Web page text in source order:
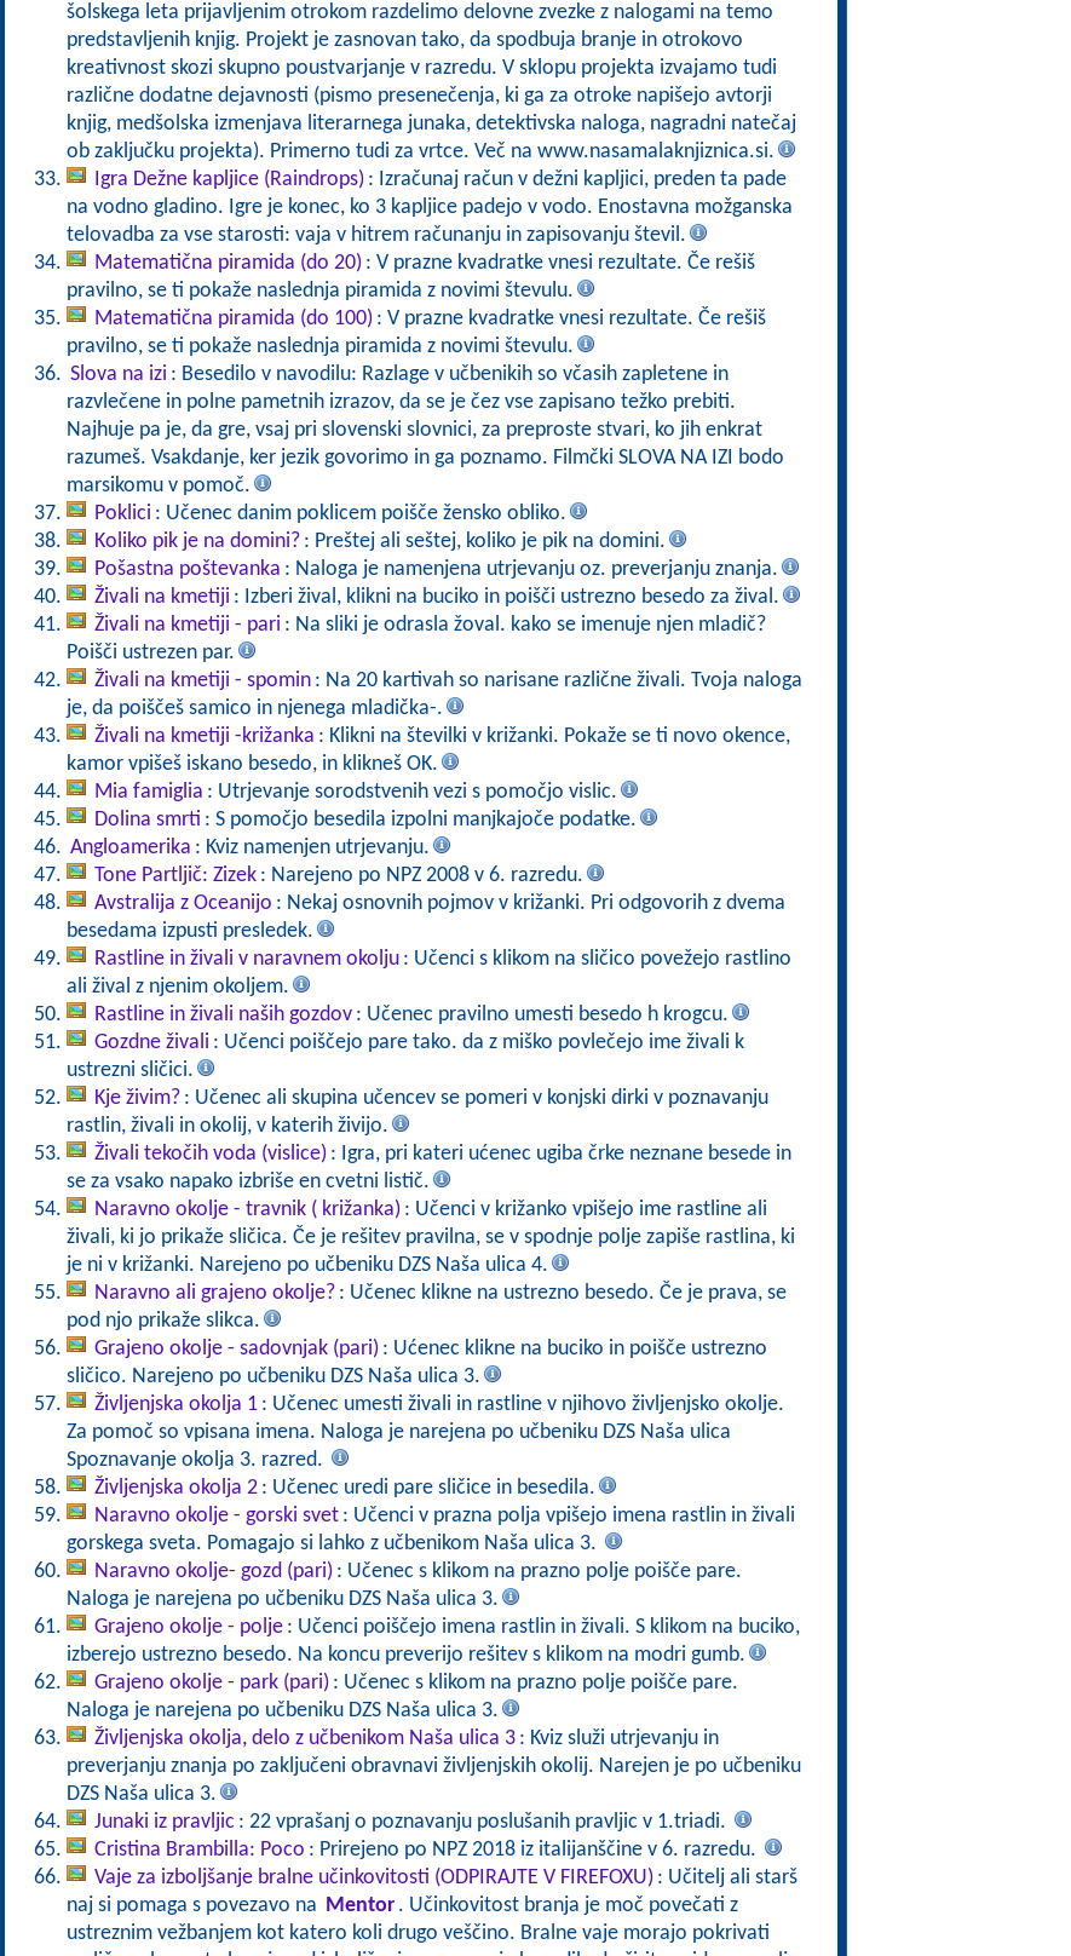
šolskega leta prijavljenim otrokom razdelimo delovne zvezke z nalogami na temo
predstavljenih knjig. Projekt je zasnovan tako, da spodbuja branje in otrokovo
kreativnost skozi skupno poustvarjanje v razredu. V sklopu projekta izvajamo tudi
različne dodatne dejavnosti (pismo presenečenja, ki ga za otroke napišejo avtorji
knjig, medšolska izmenjava literarnega junaka, detektivska naloga, nagradni natečaj
ob zaključku projekta). Primerno tudi za vrtce. Več na www.nasamalaknjiznica.si.
Igra Dežne kapljice (Raindrops) : Izračunaj račun v dežni kapljici, preden ta pade
na vodno gladino. Igre je konec, ko 3 kapljice padejo v vodo. Enostavna možganska
telovadba za vse starosti: vaja v hitrem računanju in zapisovanju števil.
Matematična piramida (do 20) : V prazne kvadratke vnesi rezultate. Če rešiš
pravilno, se ti pokaže naslednja piramida z novimi števulu.
Matematična piramida (do 100) : V prazne kvadratke vnesi rezultate. Če rešiš
pravilno, se ti pokaže naslednja piramida z novimi števulu.
Slova na izi : Besedilo v navodilu: Razlage v učbenikih so včasih zapletene in
razvlečene in polne pametnih izrazov, da se je čez vse zapisano težko prebiti.
Najhuje pa je, da gre, vsaj pri slovenski slovnici, za preproste stvari, ko jih enkrat
razumeš. Vsakdanje, ker jezik govorimo in ga poznamo. Filmčki SLOVA NA IZI bodo
marsikomu v pomoč.
Poklici : Učenec danim poklicem poišče žensko obliko.
Koliko pik je na domini? : Preštej ali seštej, koliko je pik na domini.
Pošastna poštevanka : Naloga je namenjena utrjevanju oz. preverjanju znanja.
Živali na kmetiji : Izberi žival, klikni na buciko in poišči ustrezno besedo za žival.
Živali na kmetiji - pari : Na sliki je odrasla žoval. kako se imenuje njen mladič?
Poišči ustrezen par.
Živali na kmetiji - spomin : Na 20 kartivah so narisane različne živali. Tvoja naloga
je, da poiščeš samico in njenega mladička-.
Živali na kmetiji -križanka : Klikni na številki v križanki. Pokaže se ti novo okence,
kamor vpišeš iskano besedo, in klikneš OK.
Mia famiglia : Utrjevanje sorodstvenih vezi s pomočjo vislic.
Dolina smrti : S pomočjo besedila izpolni manjkajoče podatke.
Angloamerika : Kviz namenjen utrjevanju.
Tone Partljič: Zizek : Narejeno po NPZ 2008 v 6. razredu.
Avstralija z Oceanijo : Nekaj osnovnih pojmov v križanki. Pri odgovorih z dvema
besedama izpusti presledek.
Rastline in živali v naravnem okolju : Učenci s klikom na sličico povežejo rastlino
ali žival z njenim okoljem.
Rastline in živali naših gozdov : Učenec pravilno umesti besedo h krogcu.
Gozdne živali : Učenci poiščejo pare tako. da z miško povlečejo ime živali k
ustrezni sličici.
Kje živim? : Učenec ali skupina učencev se pomeri v konjski dirki v poznavanju
rastlin, živali in okolij, v katerih živijo.
Živali tekočih voda (vislice) : Igra, pri kateri ućenec ugiba črke neznane besede in
se za vsako napako izbriše en cvetni listič.
Naravno okolje - travnik ( križanka) : Učenci v križanko vpišejo ime rastline ali
živali, ki jo prikaže sličica. Če je rešitev pravilna, se v spodnje polje zapiše rastlina, ki
je ni v križanki. Narejeno po učbeniku DZS Naša ulica 4.
Naravno ali grajeno okolje? : Učenec klikne na ustrezno besedo. Če je prava, se
pod njo prikaže slikca.
Grajeno okolje - sadovnjak (pari) : Ućenec klikne na buciko in poišče ustrezno
sličico. Narejeno po učbeniku DZS Naša ulica 3.
Življenjska okolja 1 : Učenec umesti živali in rastline v njihovo življenjsko okolje.
Za pomoč so vpisana imena. Naloga je narejena po učbeniku DZS Naša ulica
Spoznavanje okolja 3. razred.
Življenjska okolja 2 : Učenec uredi pare sličice in besedila.
Naravno okolje - gorski svet : Učenci v prazna polja vpišejo imena rastlin in živali
gorskega sveta. Pomagajo si lahko z učbenikom Naša ulica 3.
Naravno okolje- gozd (pari) : Učenec s klikom na prazno polje poišče pare.
Naloga je narejena po učbeniku DZS Naša ulica 3.
Grajeno okolje - polje : Učenci poiščejo imena rastlin in živali. S klikom na buciko,
izberejo ustrezno besedo. Na koncu preverijo rešitev s klikom na modri gumb.
Grajeno okolje - park (pari) : Učenec s klikom na prazno polje poišče pare.
Naloga je narejena po učbeniku DZS Naša ulica 3.
Življenjska okolja, delo z učbenikom Naša ulica 3 : Kviz služi utrjevanju in
preverjanju znanja po zaključeni obravnavi življenjskih okolij. Narejen je po učbeniku
DZS Naša ulica 3.
Junaki iz pravljic : 22 vprašanj o poznavanju poslušanih pravljic v 1.triadi.
Cristina Brambilla: Poco : Prirejeno po NPZ 2018 iz italijanščine v 6. razredu.
Vaje za izboljšanje bralne učinkovitosti (ODPIRAJTE V FIREFOXU) : Učitelj ali starš
naj si pomaga s povezavo na Mentor . Učinkovitost branja je moč povečati z
ustreznim vežbanjem kot katero koli drugo veščino. Bralne vaje morajo pokrivati